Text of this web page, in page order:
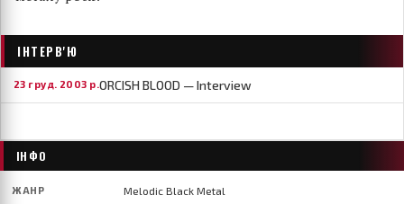
ІНТЕРВ'Ю
23 груд. 2003 р.ORCISH BLOOD — Interview
ІНФО
ЖАНР Melodic Black Metal